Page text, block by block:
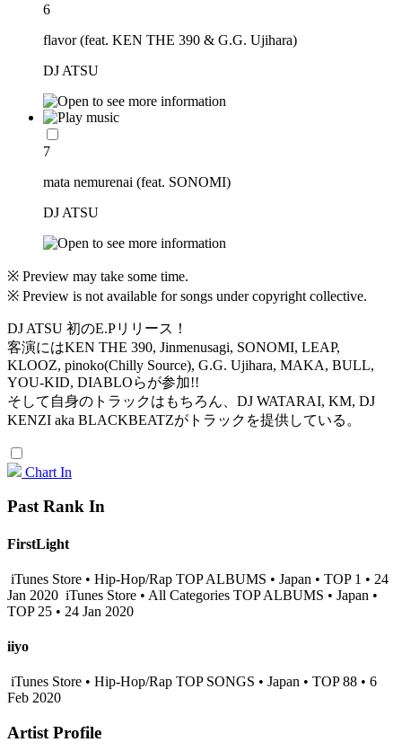
6
flavor (feat. KEN THE 390 & G.G. Ujihara)
DJ ATSU
7
mata nemurenai (feat. SONOMI)
DJ ATSU
※ Preview may take some time.
※ Preview is not available for songs under copyright collective.
DJ ATSU 初のE.Pリリース！
客演にはKEN THE 390, Jinmenusagi, SONOMI, LEAP,
KLOOZ, pinoko(Chilly Source), G.G. Ujihara, MAKA, BULL,
YOU-KID, DIABLOらが参加!!
そして自身のトラックはもちろん、DJ WATARAI, KM, DJ
KENZI aka BLACKBEATZがトラックを提供している。
Chart In
Past Rank In
FirstLight
iTunes Store • Hip-Hop/Rap TOP ALBUMS • Japan • TOP 1 • 24
Jan 2020 iTunes Store • All Categories TOP ALBUMS • Japan •
TOP 25 • 24 Jan 2020
iiyo
iTunes Store • Hip-Hop/Rap TOP SONGS • Japan • TOP 88 • 6
Feb 2020
Artist Profile